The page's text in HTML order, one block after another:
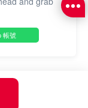
Farm Company
帳號